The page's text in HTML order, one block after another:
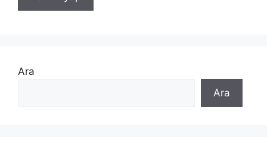
Ara
Ara